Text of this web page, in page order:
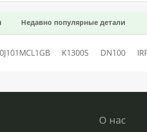
Недавно популярные детали
K1300S DN100
О нас